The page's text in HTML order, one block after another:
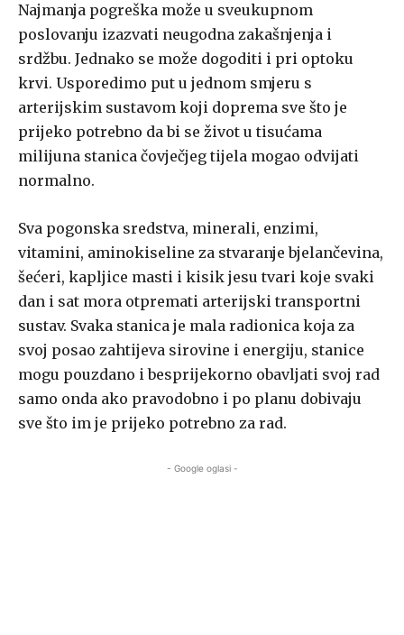
Najmanja pogreška može u sveukupnom
poslovanju izazvati neugodna zakašnjenja i
srdžbu. Jednako se može dogoditi i pri optoku
krvi. Usporedimo put u jednom smjeru s
arterijskim sustavom koji doprema sve što je
prijeko potrebno da bi se život u tisućama
milijuna stanica čovječjeg tijela mogao odvijati
normalno.
Sva pogonska sredstva, minerali, enzimi,
vitamini, aminokiseline za stvaranje bjelančevina,
šećeri, kapljice masti i kisik jesu tvari koje svaki
dan i sat mora otpremati arterijski transportni
sustav. Svaka stanica je mala radionica koja za
svoj posao zahtijeva sirovine i energiju, stanice
mogu pouzdano i besprijekorno obavljati svoj rad
samo onda ako pravodobno i po planu dobivaju
sve što im je prijeko potrebno za rad.
- Google oglasi -